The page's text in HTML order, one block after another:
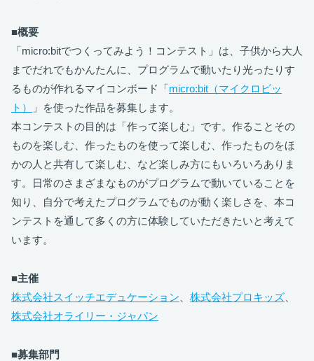
■概要
「micro:bitでつくってみよう！コンテスト」は、子供から大人
までだれでもかんたんに、プログラムで動いたり光ったりす
るものが作れるマイコンボード「micro:bit（マイクロビッ
ト）
」を使った作品を募集します。
本コンテストの目的は「作って楽しむ」です。作ることその
ものを楽しむ、作ったものを使って楽しむ、作ったものをほ
かの人と共有して楽しむ、など楽しみ方にもいろいろありま
す。日常のさまざまなものがプログラムで動いていることを
知り、自分で考えたプログラムでものが動く楽しさを、本コ
ンテストを通して多くの方に体験していただきたいと考えて
います。
■主催
株式会社スイッチエデュケーション
株式会社プロキッズ
株式会社オライリー・ジャパン
■募集部門